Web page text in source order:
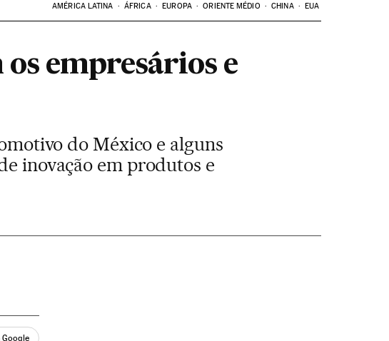
AMÉRICA LATINA ÁFRICA EUROPA ORIENTE MÉDIO CHINA EUA
empresários e
do México e alguns
inovação em produtos e
Google